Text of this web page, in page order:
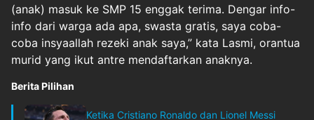
(anak) masuk ke SMP 15 enggak terima. Dengar info-
info dari warga ada apa, swasta gratis, saya coba-
coba insyaallah rezeki anak saya,” kata Lasmi, orantua
murid yang ikut antre mendaftarkan anaknya.
Berita Pilihan
Ketika Cristiano Ronaldo dan Lionel Messi